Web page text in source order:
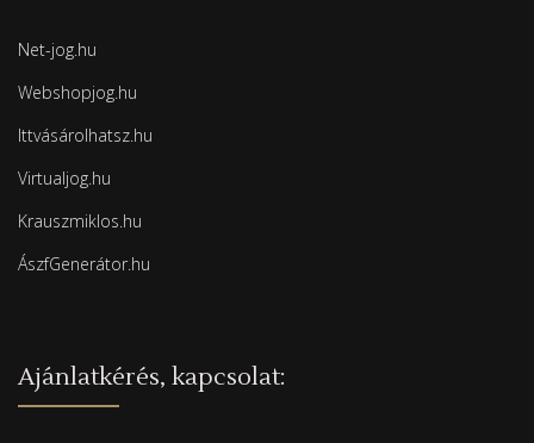
Net-jog.hu
Webshopjog.hu
Ittvásárolhatsz.hu
Virtualjog.hu
Krauszmiklos.hu
ÁszfGenerátor.hu
Ajánlatkérés, kapcsolat: